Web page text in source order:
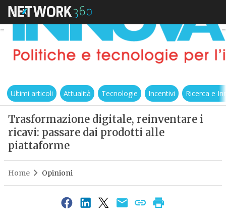
Ultimi articoli Attualità Tecnologie Incentivi Ricerca e
Trasformazione digitale, reinventare i
ricavi: passare dai prodotti alle
piattaforme
Home Opinioni